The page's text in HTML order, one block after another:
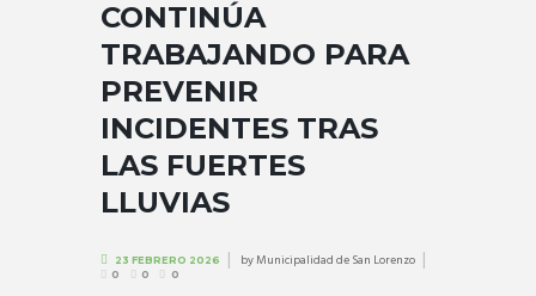
CONTINÚA
TRABAJANDO PARA
PREVENIR
INCIDENTES TRAS
LAS FUERTES
LLUVIAS
23 FEBRERO 2026 byMunicipalidad de San Lorenzo
0 0 0